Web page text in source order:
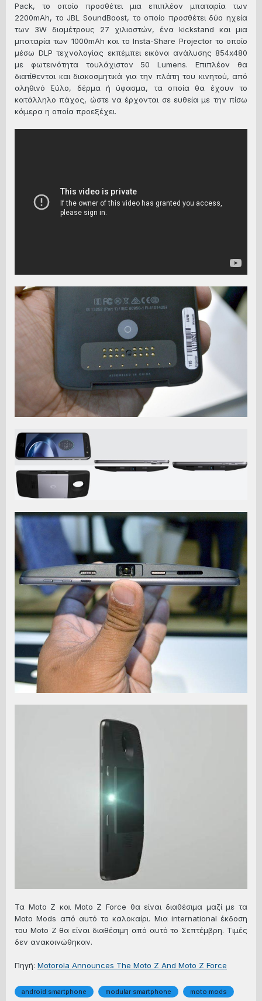
Pack, το οποίο προσθέτει μια επιπλέον μπαταρία των
2200mAh, το JBL SoundBoost, το οποίο προσθέτει δύο ηχεία
των 3W διαμέτρους 27 χιλιοστών, ένα kickstand και μια
μπαταρία των 1000mAh και το Insta-Share Projector το οποίο
μέσω DLP τεχνολογίας εκπέμπει εικόνα ανάλυσης 854x480
με φωτεινότητα τουλάχιστον 50 Lumens. Επιπλέον θα
διατίθενται και διακοσμητικά για την πλάτη του κινητού, από
αληθινό ξύλο, δέρμα ή ύφασμα, τα οποία θα έχουν το
κατάλληλο πάχος, ώστε να έρχονται σε ευθεία με την πίσω
κάμερα η οποία προεξέχει.
Τα Moto Z και Moto Z Force θα είναι διαθέσιμα μαζί με τα
Moto Mods από αυτό το καλοκαίρι. Μια international έκδοση
του Moto Z θα είναι διαθέσιμη από αυτό το Σεπτέμβρη. Τιμές
δεν ανακοινώθηκαν.
Πηγή: Motorola Announces The Moto Z And Moto Z Force
android smartphone modular smartphone moto mods